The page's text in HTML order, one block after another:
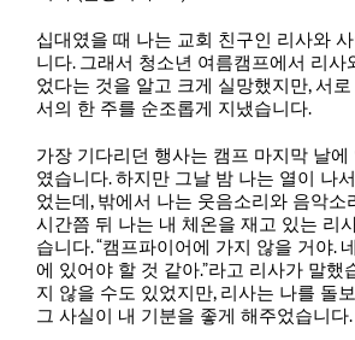
십대였을 때 나는 교회 친구인 리사와
니다. 그래서 청소년 여름캠프에서 리사
었다는 것을 알고 크게 실망했지만, 서
서의 한 주를 순조롭게 지냈습니다.
가장 기다리던 행사는 캠프 마지막 날
였습니다. 하지만 그날 밤 나는 열이 나
었는데, 밖에서 나는 웃음소리와 음악소
시간쯤 뒤 나는 내 체온을 재고 있는 리
습니다. “캠프파이어에 가지 않을 거야.
에 있어야 할 것 같아.”라고 리사가 말했
지 않을 수도 있었지만, 리사는 나를 돌
그 사실이 내 기분을 좋게 해주었습니다.